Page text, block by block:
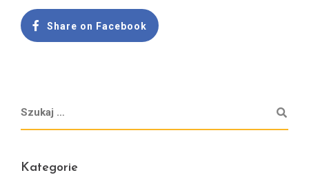
Share on Facebook
Kategorie